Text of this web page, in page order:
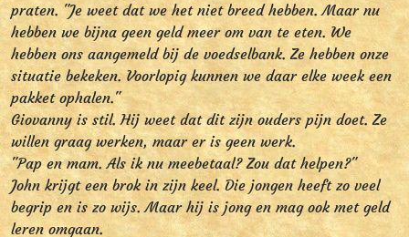
praten. "Je weet dat we het niet breed hebben. Maar nu
hebben we bijna geen geld meer om van te eten. We
hebben ons aangemeld bij de voedselbank. Ze hebben onze
situatie bekeken. Voorlopig kunnen we daar elke week een
pakket ophalen."
Giovanny is stil. Hij weet dat dit zijn ouders pijn doet. Ze
willen graag werken, maar er is geen werk.
"Pap en mam. Als ik nu meebetaal? Zou dat helpen?"
John krijgt een brok in zijn keel. Die jongen heeft zo veel
begrip en is zo wijs. Maar hij is jong en mag ook met geld
leren omgaan.